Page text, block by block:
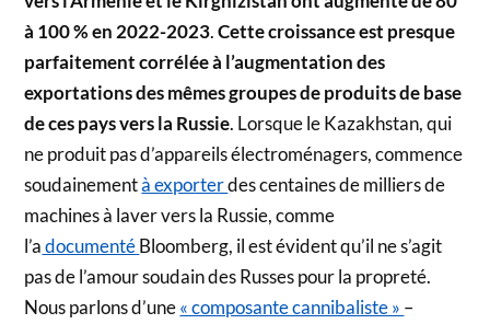
à 100 % en 2022-2023.Cette croissance est presque
parfaitement corrélée à l’augmentation des
exportations des mêmes groupes de produits de base
de ces pays vers la Russie. Lorsque le Kazakhstan, qui
ne produit pas d’appareils électroménagers, commence
soudainementà exporterdes centaines de milliers de
machines à laver vers la Russie, comme
l’adocumentéBloomberg, il est évident qu’il ne s’agit
pas de l’amour soudain des Russes pour la propreté.
Nous parlons d’une« composante cannibaliste » –